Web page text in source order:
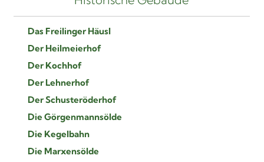
Das Freilinger Häusl
Der Heilmeierhof
Der Kochhof
Der Lehnerhof
Der Schusteröderhof
Die Görgenmannsölde
Die Kegelbahn
Die Marxensölde